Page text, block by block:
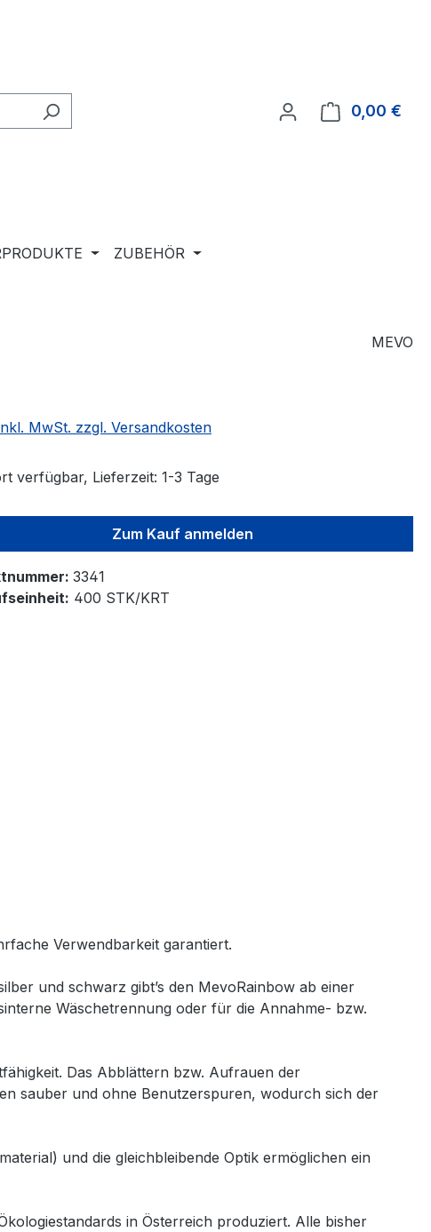
0,00 €
ZUBEHÖR
MEVO
MwSt. zzgl. Versandkosten
verfügbar, Lieferzeit: 1-3 Tage
Zum Kauf anmelden
3341
400 STK/KRT
Verwendbarkeit garantiert.
und schwarz gibt’s den MevoRainbow ab einer
Wäschetrennung oder für die Annahme- bzw.
Das Abblättern bzw. Aufrauen der
sauber und ohne Benutzerspuren, wodurch sich der
und die gleichbleibende Optik ermöglichen ein
in Österreich produziert. Alle bisher